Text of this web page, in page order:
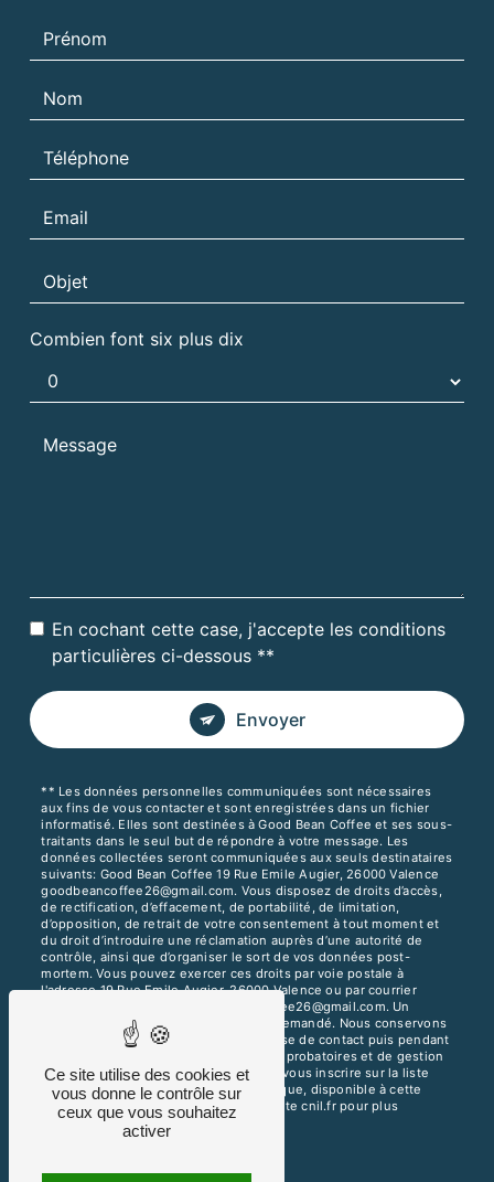
Combien font six plus dix
En cochant cette case, j'accepte les conditions
particulières ci-dessous **
Envoyer
** Les données personnelles communiquées sont nécessaires
aux fins de vous contacter et sont enregistrées dans un fichier
informatisé. Elles sont destinées à Good Bean Coffee et ses sous-
traitants dans le seul but de répondre à votre message. Les
données collectées seront communiquées aux seuls destinataires
suivants: Good Bean Coffee 19 Rue Emile Augier, 26000 Valence
goodbeancoffee26@gmail.com. Vous disposez de droits d’accès,
de rectification, d’effacement, de portabilité, de limitation,
d’opposition, de retrait de votre consentement à tout moment et
du droit d’introduire une réclamation auprès d’une autorité de
contrôle, ainsi que d’organiser le sort de vos données post-
mortem. Vous pouvez exercer ces droits par voie postale à
l'adresse 19 Rue Emile Augier, 26000 Valence ou par courrier
électronique à l'adresse goodbeancoffee26@gmail.com. Un
justificatif d'identité pourra vous être demandé. Nous conservons
vos données pendant la période de prise de contact puis pendant
la durée de prescription légale aux fins probatoires et de gestion
des contentieux. Vous avez le droit de vous inscrire sur la liste
d'opposition au démarchage téléphonique, disponible à cette
adresse:
Bloctel.gouv.fr. Consultez le site cnil.fr pour plus
d’informations sur vos droits.
Ce site utilise des cookies et
vous donne le contrôle sur
ceux que vous souhaitez
activer